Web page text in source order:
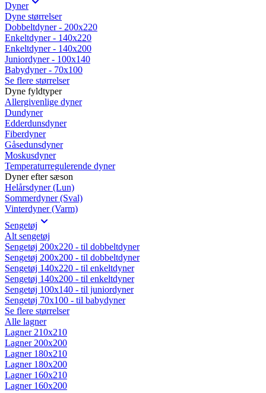
Dyner
Dyne størrelser
Dobbeltdyner - 200x220
Enkeltdyner - 140x220
Enkeltdyner - 140x200
Juniordyner - 100x140
Babydyner - 70x100
Se flere størrelser
Dyne fyldtyper
Allergivenlige dyner
Dundyner
Edderdunsdyner
Fiberdyner
Gåsedunsdyner
Moskusdyner
Temperaturregulerende dyner
Dyner efter sæson
Helårsdyner (Lun)
Sommerdyner (Sval)
Vinterdyner (Varm)
Sengetøj
Alt sengetøj
Sengetøj 200x220 - til dobbeltdyner
Sengetøj 200x200 - til dobbeltdyner
Sengetøj 140x220 - til enkeltdyner
Sengetøj 140x200 - til enkeltdyner
Sengetøj 100x140 - til juniordyner
Sengetøj 70x100 - til babydyner
Se flere størrelser
Alle lagner
Lagner 210x210
Lagner 200x200
Lagner 180x210
Lagner 180x200
Lagner 160x210
Lagner 160x200